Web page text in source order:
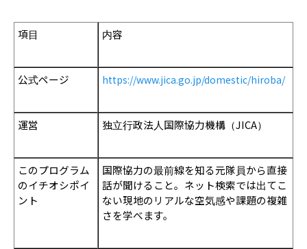
項目 内容
公式ページ https://www.jica.go.jp/domestic/hiroba/
運営 独立行政法人国際協力機構（JICA）
このプログラム
のイチオシポイ
ント
国際協力の最前線を知る元隊員から直接
話が聞けること。ネット検索では出てこ
ない現地のリアルな空気感や課題の複雑
さを学べます。